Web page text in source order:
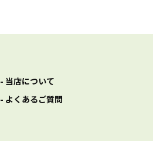
- 当店について
- よくあるご質問